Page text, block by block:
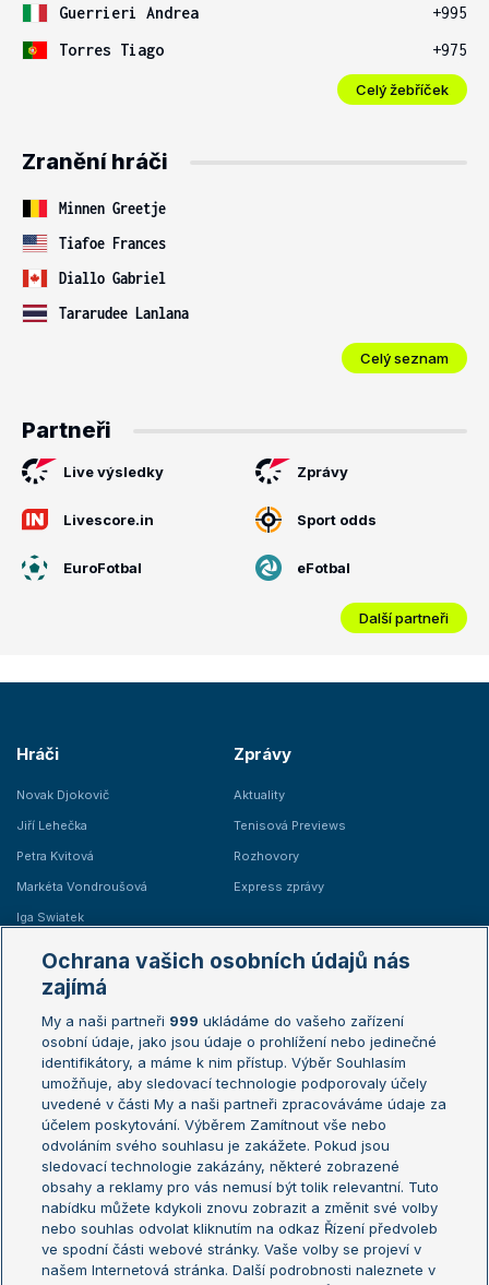
Guerrieri Andrea
+995
Torres Tiago
+975
Celý žebříček
Zranění hráči
Minnen Greetje
Tiafoe Frances
Diallo Gabriel
Tararudee Lanlana
Celý seznam
Partneři
Live výsledky Zprávy
Livescore.in Sport odds
EuroFotbal eFotbal
Další partneři
Hráči
Novak Djokovič
Jiří Lehečka
Petra Kvitová
Markéta Vondroušová
Iga Swiatek
Zprávy
Aktuality
Tenisová Previews
Rozhovory
Express zprávy
Žebříčky
Žebříček ATP (muži)
Žebříček WTA (ženy)
Sázkařský žebříček
Australian Open
French Open
Wimbledon
US Open
Turnaj mistrů
Turnaj mistryň
Aktualní trendy
Fotbalové přestupy
Livesport Daily
Ochrana vašich osobních údajů nás
zajímá
My a naši partneři 999 ukládáme do vašeho zařízení
osobní údaje, jako jsou údaje o prohlížení nebo jedinečné
identifikátory, a máme k nim přístup. Výběr Souhlasím
umožňuje, aby sledovací technologie podporovaly účely
uvedené v části My a naši partneři zpracováváme údaje za
účelem poskytování. Výběrem Zamítnout vše nebo
odvoláním svého souhlasu je zakážete. Pokud jsou
sledovací technologie zakázány, některé zobrazené
obsahy a reklamy pro vás nemusí být tolik relevantní. Tuto
nabídku můžete kdykoli znovu zobrazit a změnit své volby
nebo souhlas odvolat kliknutím na odkaz Řízení předvoleb
ve spodní části webové stránky. Vaše volby se projeví v
našem Internetová stránka. Další podrobnosti naleznete v